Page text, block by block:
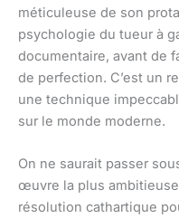
méticuleuse de son
psychologie du tueur à
documentaire, avant de
de perfection. C’est un
une technique
sur le monde moderne.
On ne saurait passer
œuvre la plus
résolution cathartique